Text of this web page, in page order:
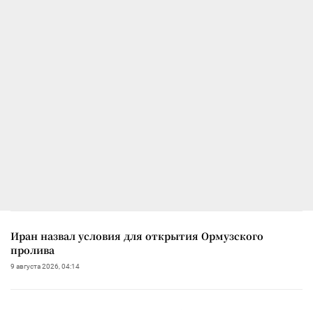
Иран назвал условия для открытия Ормузского
пролива
9 августа 2026, 04:14